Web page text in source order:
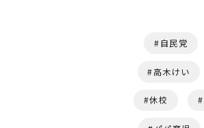
自民党
高木けい
休校